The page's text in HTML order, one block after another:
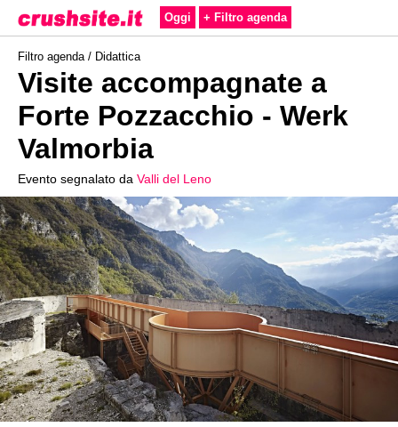
Oggi + Filtro agenda
Filtro agenda / Didattica
Visite accompagnate a
Forte Pozzacchio - Werk
Valmorbia
Evento segnalato da Valli del Leno